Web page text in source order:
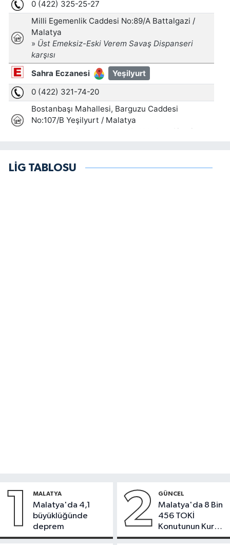
LİG TABLOSU
1 MALATYA
Malatya'da 4,1
büyüklüğünde
deprem
2 GÜNCEL
Malatya'da 8 Bin
456 TOKİ
Konutunun Kurası
Bugün Çekiliyor